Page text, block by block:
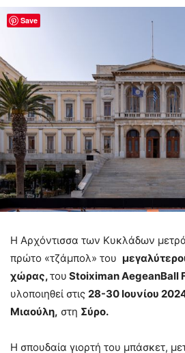
Η Αρχόντισσα των Κυκλάδων
πρώτο «τζάμπολ» του
χώρας,του Stoiximan AegeanBall
υλοποιηθεί στις 28-30 Ιουνίου
Μιαούλη, στη Σύρο.
Η σπουδαία γιορτή του μπάσκετ,
Save